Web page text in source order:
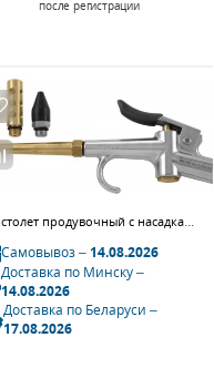
после регистрации
Самовывоз –14.08.2026
Доставка по Минску –
14.08.2026
Доставка по Беларуси –
17.08.2026